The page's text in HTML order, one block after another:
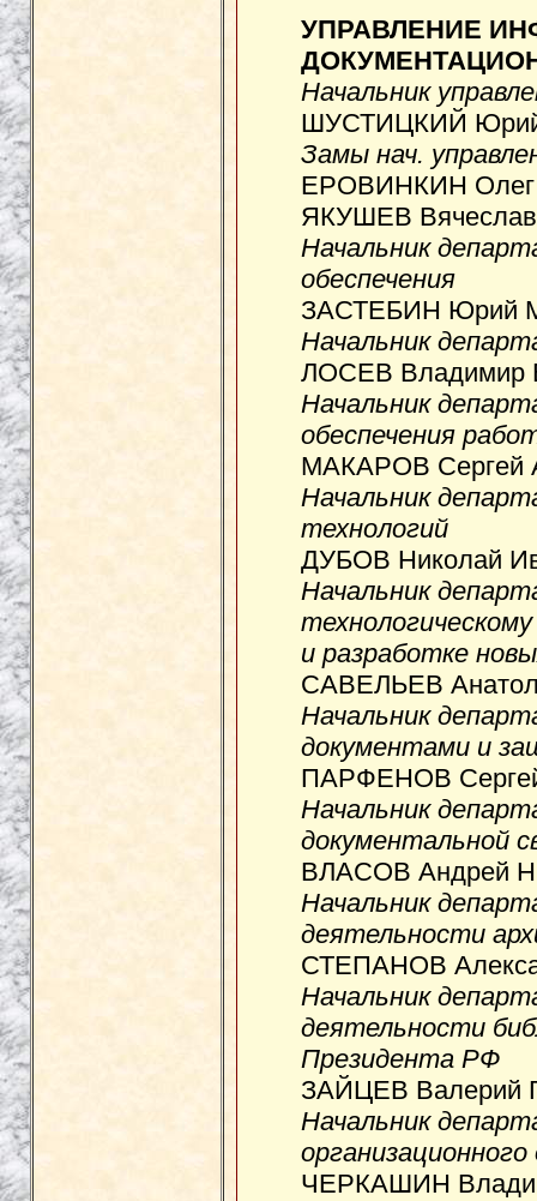
УПРАВЛЕНИЕ
Начальник
ШУСТИЦКИЙ Юрий
Замы нач.
ЕРОВИНКИН Олег
ЯКУШЕВ Вячеслав
Начальник
обеспечения
ЗАСТЕБИН Юрий
Начальник
ЛОСЕВ Владимир
Начальник
обеспечения
МАКАРОВ Сергей
Начальник
технологий
ДУБОВ Николай
Начальник
и разработке
САВЕЛЬЕВ
Начальник
документами и
ПАРФЕНОВ
Начальник
документальной
ВЛАСОВ Андрей
Начальник
деятельности
СТЕПАНОВ
Начальник
деятельности
Президента РФ
ЗАЙЦЕВ Валерий
Начальник
организационного
ЧЕРКАШИН